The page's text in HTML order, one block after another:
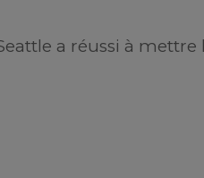
a réussi à mettre